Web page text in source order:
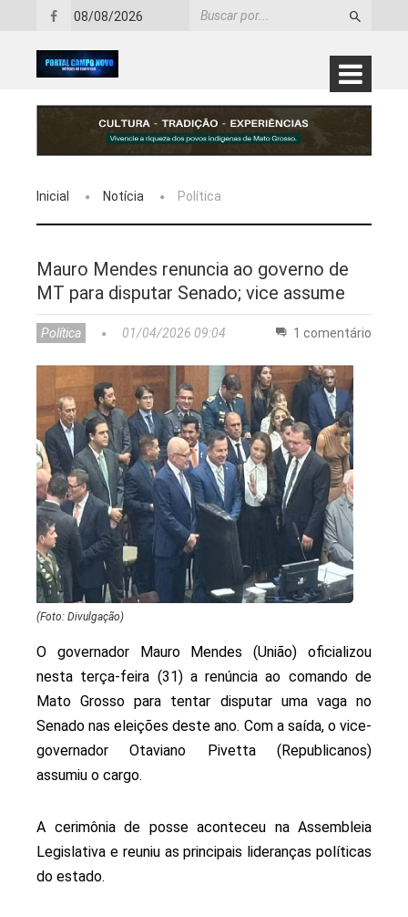
08/08/2026
Inicial Notícia Política
Mauro Mendes renuncia ao governo de
MT para disputar Senado; vice assume
Política 01/04/2026 09:04 1 comentário
(Foto: Divulgação)
O governador Mauro Mendes (União) oficializou
nesta terça-feira (31) a renúncia ao comando de
Mato Grosso para tentar disputar uma vaga no
Senado nas eleições deste ano. Com a saída, o vice-
governador Otaviano Pivetta (Republicanos)
assumiu o cargo.
A cerimônia de posse aconteceu na Assembleia
Legislativa e reuniu as principais lideranças políticas
do estado.